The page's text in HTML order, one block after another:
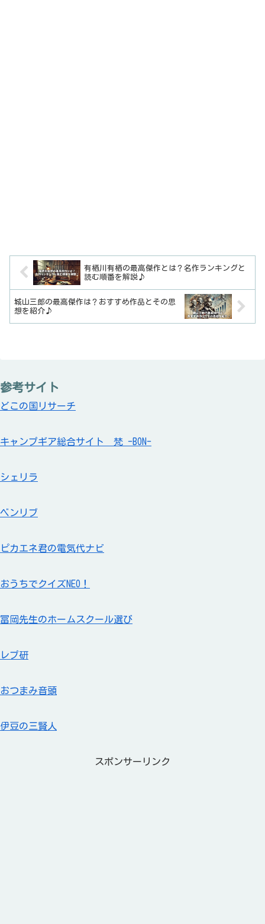
有栖川有栖の最高傑作とは？名作ランキングと
読む順番を解説♪
城山三郎の最高傑作は？おすすめ作品とその思
想を紹介♪
参考サイト
どこの国リサーチ
キャンプギア総合サイト 梵 -BON-
シェリラ
ベンリブ
ピカエネ君の電気代ナビ
おうちでクイズNEO！
冨岡先生のホームスクール選び
レプ研
おつまみ音頭
伊豆の三賢人
スポンサーリンク